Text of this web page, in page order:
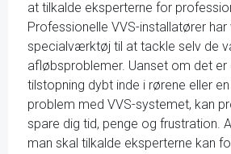
at tilkalde eksperterne for
Professionelle VVS-installatører har
specialværktøj til at tackle selv de
afløbsproblemer. Uanset om det er
tilstopning dybt inde i rørene eller
problem med VVS-systemet, kan
spare dig tid, penge og frustration.
man skal tilkalde eksperterne kan